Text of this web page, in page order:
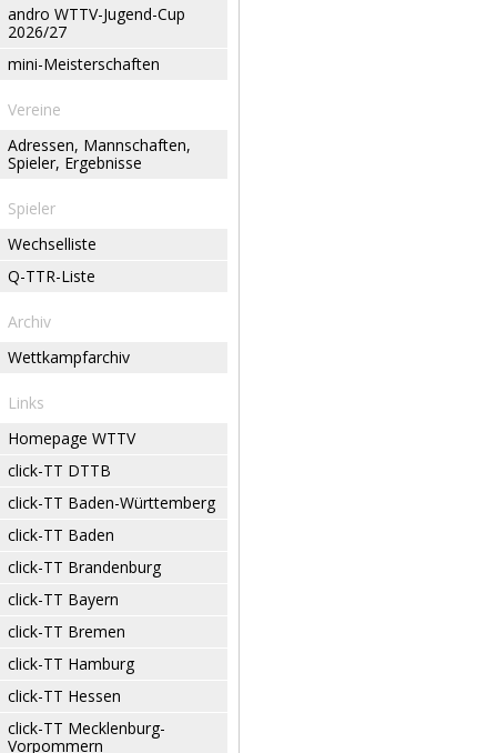
andro WTTV-Jugend-Cup
2026/27
mini-Meisterschaften
Vereine
Adressen, Mannschaften,
Spieler, Ergebnisse
Spieler
Wechselliste
Q-TTR-Liste
Archiv
Wettkampfarchiv
Links
Homepage WTTV
click-TT DTTB
click-TT Baden-Württemberg
click-TT Baden
click-TT Brandenburg
click-TT Bayern
click-TT Bremen
click-TT Hamburg
click-TT Hessen
click-TT Mecklenburg-
Vorpommern